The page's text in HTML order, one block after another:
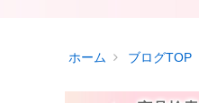
ホーム ブログTOP